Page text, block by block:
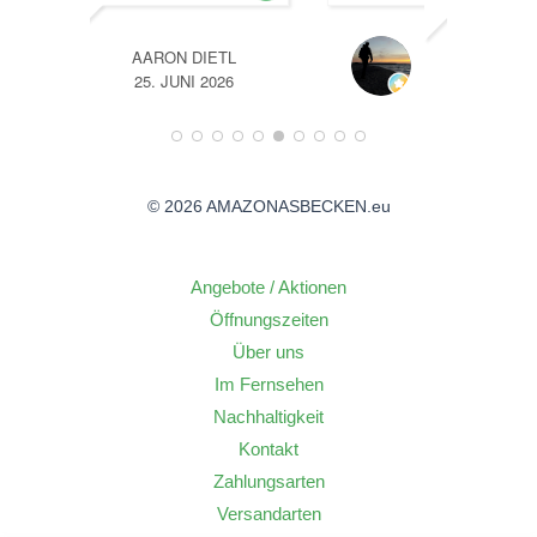
14. JUNI 2026
© 2026 AMAZONASBECKEN.eu
Angebote / Aktionen
Öffnungszeiten
Über uns
Im Fernsehen
Nachhaltigkeit
Kontakt
Zahlungsarten
Versandarten